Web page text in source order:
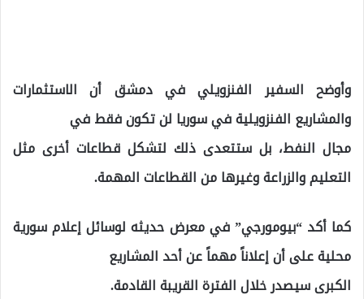
وأوضح السفير الفنزويلي في دمشق أن الاستثمارات
والمشاريع الفنزويلية في سوريا لن تكون فقط في
مجال النفط، بل ستتعدى ذلك لتشكل قطاعات أخرى مثل
التعليم والزراعة وغيرها من القطاعات المهمة.
كما أكد “بيومورجي” في معرض حديثه لوسائل إعلام سورية
محلية على أن إعلاناً مهماً عن أحد المشاريع
الكبرى سيصدر خلال الفترة القريبة القادمة.